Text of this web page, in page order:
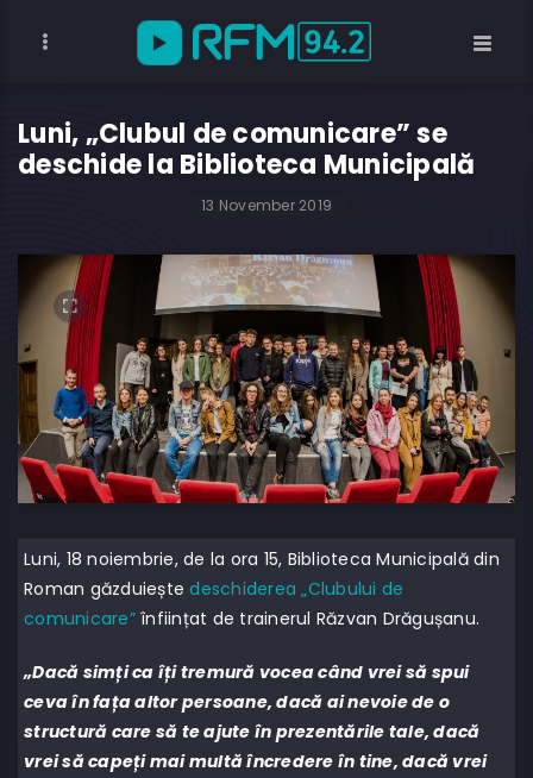
Luni, „Clubul de comunicare” se
deschide la Biblioteca Municipală
13 November 2019
Luni, 18 noiembrie, de la ora 15, Biblioteca Municipală din
Roman găzduieștedeschiderea „Clubului de
comunicare”înființat de trainerul Răzvan Drăgușanu.
„Dacă simți ca îți tremură vocea când vrei să spui
ceva în fața altor persoane, dacă ai nevoie de o
structură care să te ajute în prezentările tale, dacă
vrei să capeți mai multă încredere în tine, dacă vrei